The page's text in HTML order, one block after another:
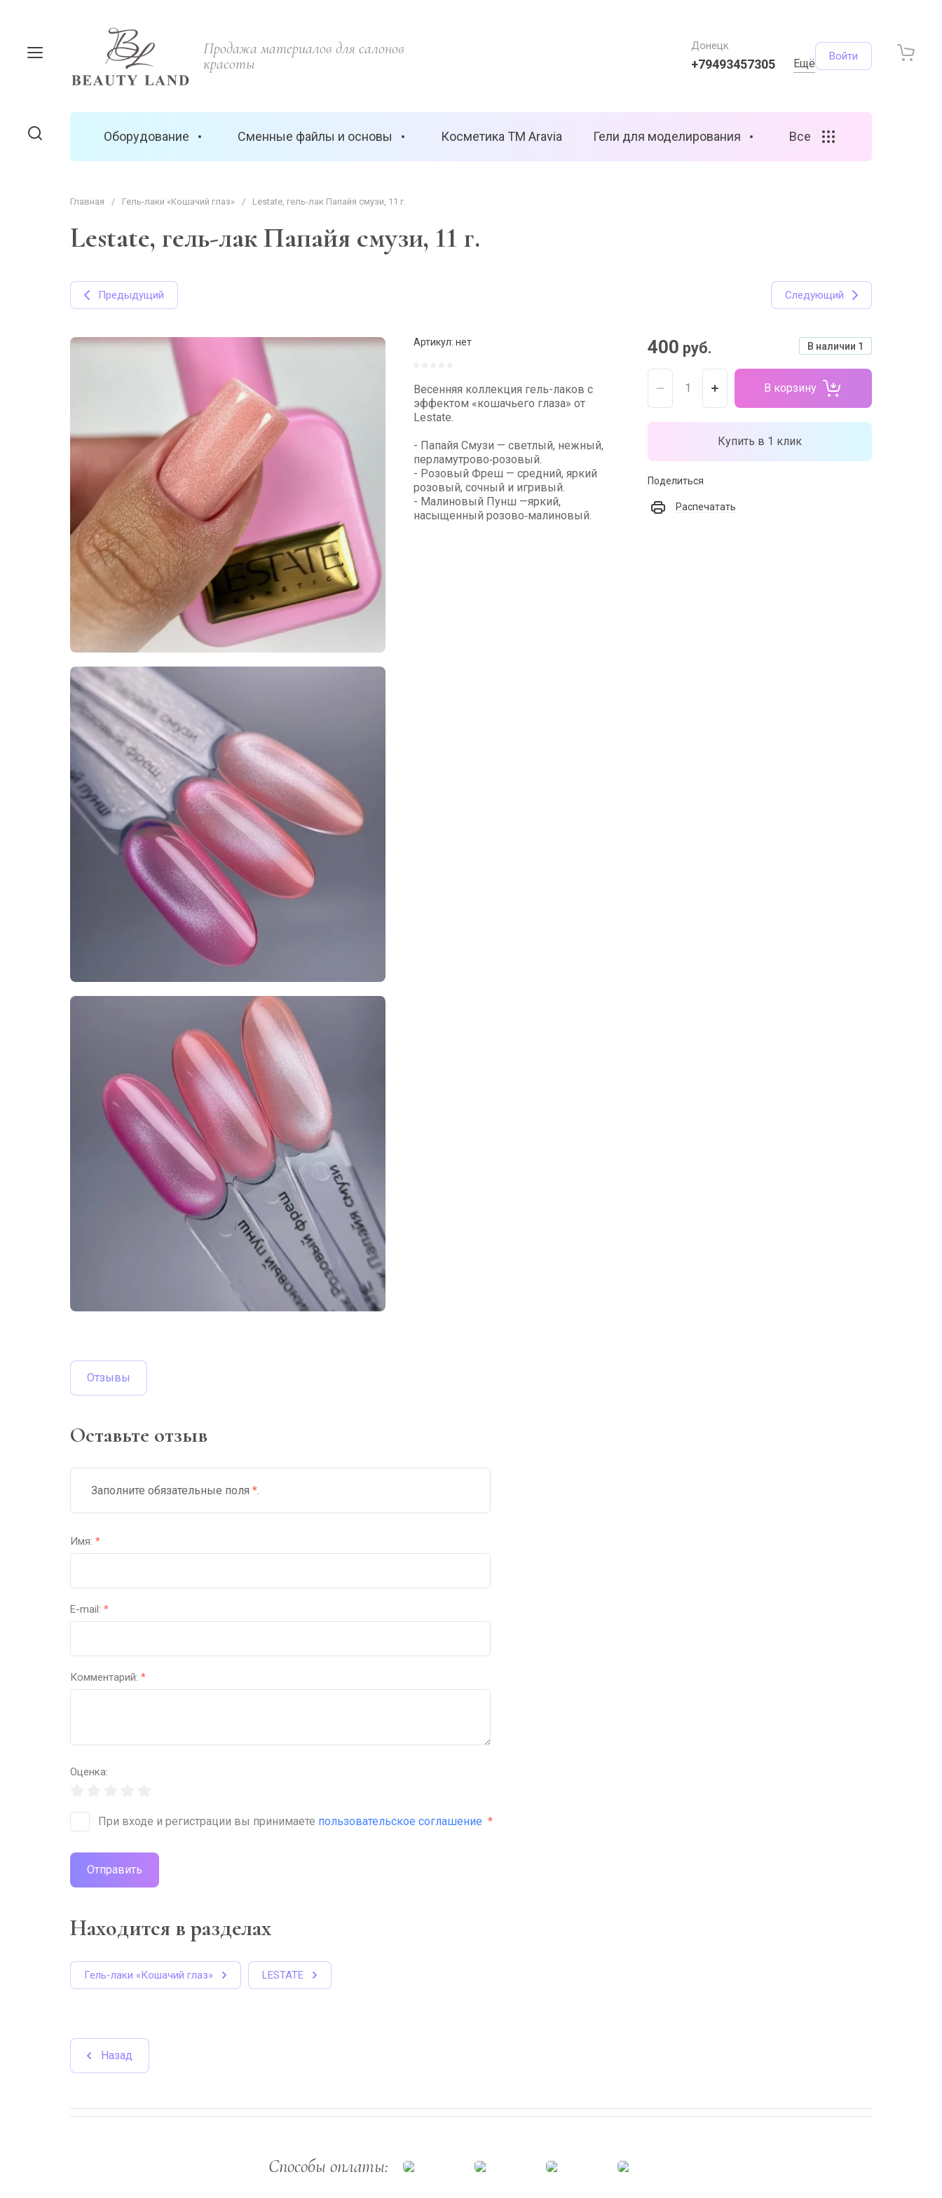
Продажа материалов для салонов
красоты
Донецк
+79493457305 Ещё
Войти
Оборудование Сменные файлы и основы Косметика ТМ Aravia Гели для моделирования Все
Главная / Гель-лаки «Кошачий глаз» / Lestate, гель-лак Папайя смузи, 11 г.
Lestate, гель-лак Папайя смузи, 11 г.
Предыдущий Следующий
Артикул: нет
Весенняя коллекция гель-лаков с
эффектом «кошачьего глаза» от
Lestate.
- Папайя Смузи — светлый, нежный,
перламутрово‑розовый.
- Розовый Фреш — средний, яркий
розовый, сочный и игривый.
- Малиновый Пунш —яркий,
насыщенный розово‑малиновый.
В наличии 1
400 руб.
В корзину
Купить в 1 клик
Поделиться
Распечатать
Отзывы
Оставьте отзыв
Заполните обязательные поля *.
Имя: *
E-mail: *
Комментарий: *
Оценка:
При входе и регистрации вы принимаете пользовательское соглашение *
Отправить
Находится в разделах
Гель-лаки «Кошачий глаз» LESTATE
Назад
Способы оплаты: